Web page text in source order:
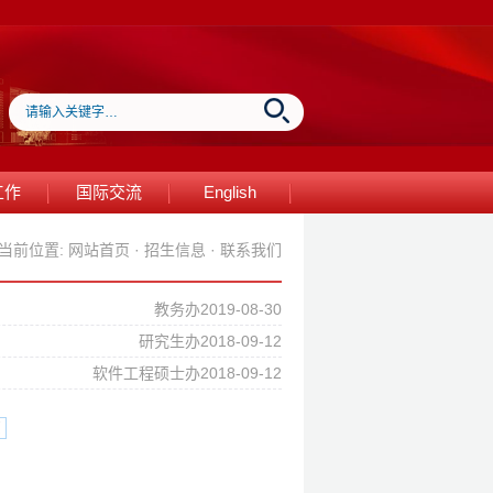
作 国际交流 English
前位置: 网站首页 · 招生信息 · 联系我们
教务办2019-08-30
研究生办2018-09-12
软件工程硕士办2018-09-12